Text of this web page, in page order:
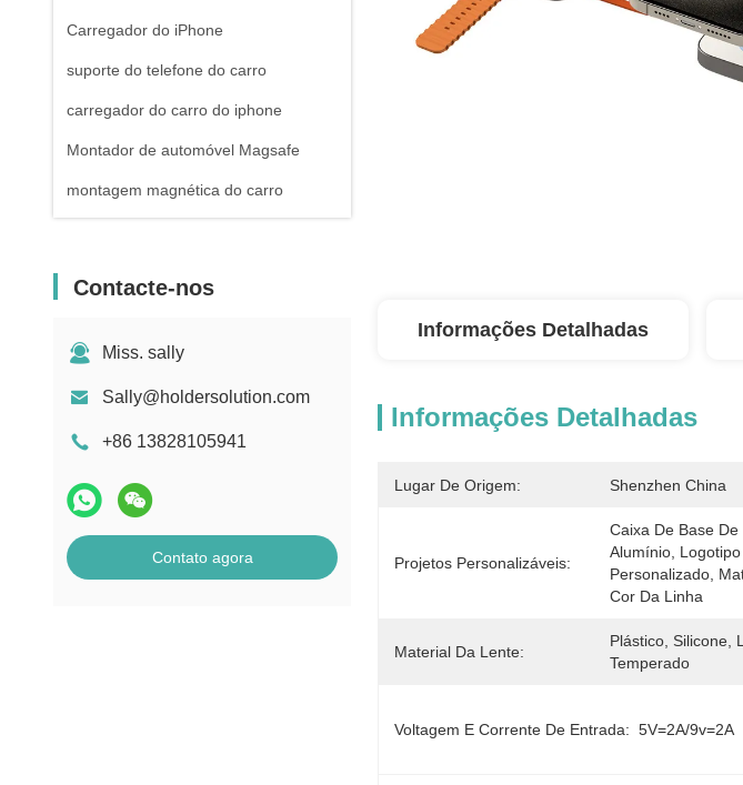
Carregador do iPhone
suporte do telefone do carro
carregador do carro do iphone
Montador de automóvel Magsafe
montagem magnética do carro
Contacte-nos
Miss. sally
Sally@holdersolution.com
+86 13828105941
Contato agora
Informações Detalhadas
Informações Detalhadas
Lugar De Origem: Shenzhen China
Projetos Personalizáveis:
Caixa De Base De
Alumínio,
Personalizado,
Cor Da Linha
Material Da Lente:
Plástico, Silicone,
Temperado
Voltagem E Corrente De Entrada: 5V=2A/9v=2A